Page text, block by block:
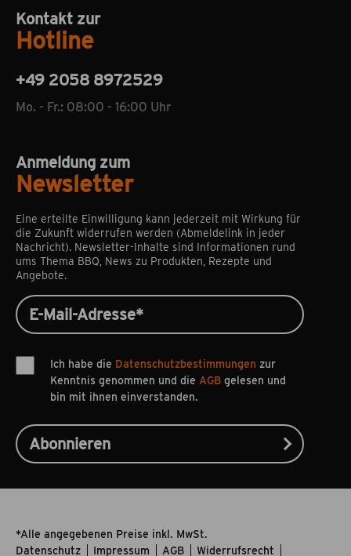
Kontakt zur
Hotline
+49 2058 8972529
Mo. - Fr.: 08:00 - 16:00 Uhr
Anmeldung zum
Newsletter
Eine erteilte Einwilligung kann jederzeit mit Wirkung für
die Zukunft widerrufen werden (Abmeldelink in jeder
Nachricht). Newsletter-Inhalte sind Informationen rund
ums Thema BBQ, News zu Produkten, Rezepte und
Angebote.
Ich habe die Datenschutzbestimmungen zur
Kenntnis genommen und die AGB gelesen und
bin mit ihnen einverstanden.
*Alle angegebenen Preise inkl. MwSt.
Datenschutz
Impressum AGB Widerrufsrecht